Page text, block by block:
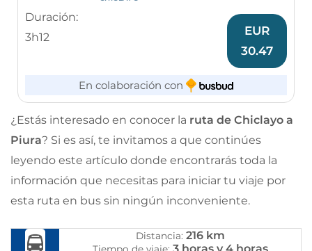
Duración:
3h12
EUR
30.47
En colaboración con
¿Estás interesado en conocer la ruta de Chiclayo a
Piura? Si es así, te invitamos a que continúes
leyendo este artículo donde encontrarás toda la
información que necesitas para iniciar tu viaje por
esta ruta en bus sin ningún inconveniente.
Distancia: 216 km